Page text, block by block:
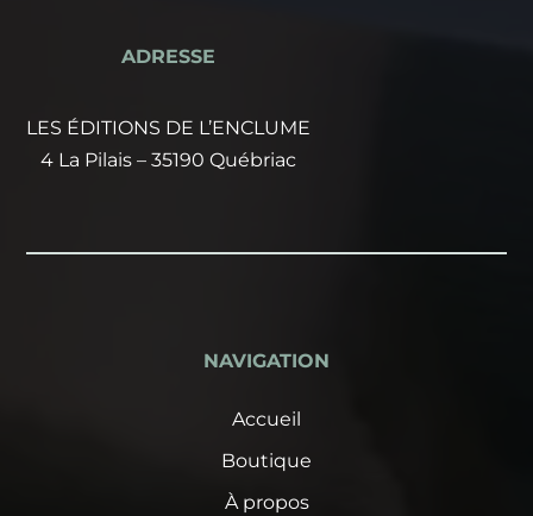
ADRESSE
LES ÉDITIONS DE L’ENCLUME
4 La Pilais – 35190 Québriac
NAVIGATION
Accueil
Boutique
À propos